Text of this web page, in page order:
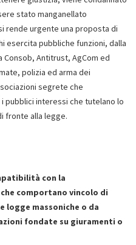
stato manganellato
rende urgente una proposta di
esercita pubbliche funzioni, dalla
Consob, Antitrust, AgCom ed
polizia ed arma dei
segrete che
pubblici interessi che tutelano lo
fronte alla legge.
con la
comportano vincolo di
logge massoniche o da
fondate su giuramenti o